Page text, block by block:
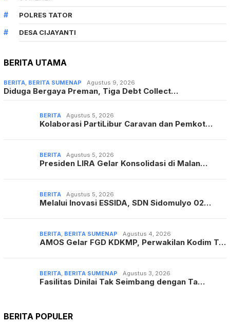
POLRES TATOR
DESA CIJAYANTI
BERITA UTAMA
BERITA BERITA SUMENAP Agustus 9, 2026
Diduga Bergaya Preman, Tiga Debt Collect…
BERITA Agustus 5, 2026
Kolaborasi PartiLibur Caravan dan Pemkot…
BERITA Agustus 5, 2026
Presiden LIRA Gelar Konsolidasi di Malan…
BERITA Agustus 5, 2026
Melalui Inovasi ESSIDA, SDN Sidomulyo 02…
BERITA BERITA SUMENAP Agustus 4, 2026
AMOS Gelar FGD KDKMP, Perwakilan Kodim T…
BERITA BERITA SUMENAP Agustus 3, 2026
Fasilitas Dinilai Tak Seimbang dengan Ta…
BERITA POPULER